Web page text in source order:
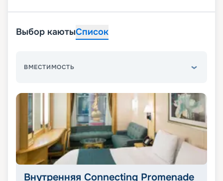
Выбор каютыСписок
ВМЕСТИМОСТЬ
Внутренняя Connecting Promenade